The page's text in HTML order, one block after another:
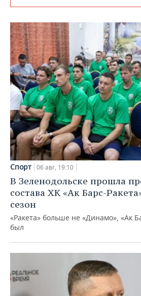
Спорт 06 авг, 19:10
В Зеленодольске прошла
состава ХК «Ак Барс-
сезон
«Ракета» больше не «Динамо», «Ак
был